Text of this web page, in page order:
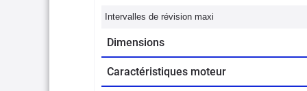
Intervalles de révision maxi
Dimensions
Caractéristiques moteur